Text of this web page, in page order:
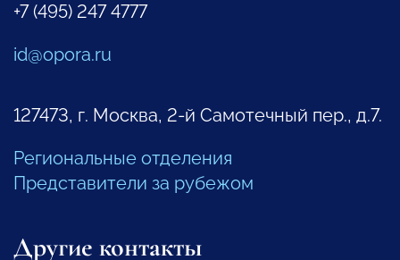
+7 (495) 247 4777
id@opora.ru
127473, г. Москва, 2-й Самотечный пер., д.7.
Региональные отделения
Представители за рубежом
Другие контакты